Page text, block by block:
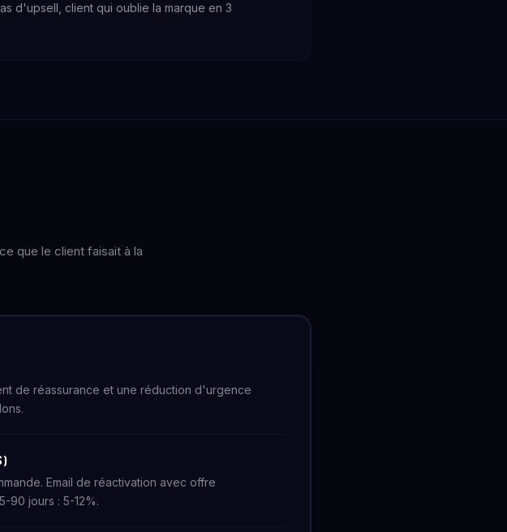
d'upsell, client qui oublie la marque en 3
que le client faisait à la
de réassurance et une réduction d'urgence
Email de réactivation avec offre
90 jours : 5-12%.